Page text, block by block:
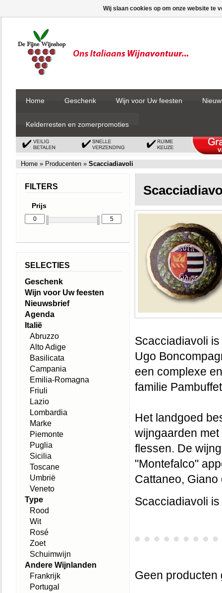
Home Geschenk Wijn voor Uw feesten
Kelderresten en zomerpromoties
Home » Producenten » Scacciadiavoli
Scacciadiavoli
Ugo
een complexe
familie
Het landgoed
wijngaarden
flessen. De
"Montefalco"
Cattaneo,
Scacciadiavoli
Geen producten
FILTERS
Prijs
SELECTIES
Geschenk
Wijn voor Uw feesten
Nieuwsbrief
Agenda
Italië
Abruzzo
Alto Adige
Basilicata
Campania
Emilia-Romagna
Friuli
Lazio
Lombardia
Marke
Piemonte
Puglia
Sicilia
Toscane
Umbrië
Veneto
Type
Rood
Wit
Rosé
Zoet
Schuimwijn
Andere Wijnlanden
Frankrijk
Portugal
Wij slaan cookies op om onze website te